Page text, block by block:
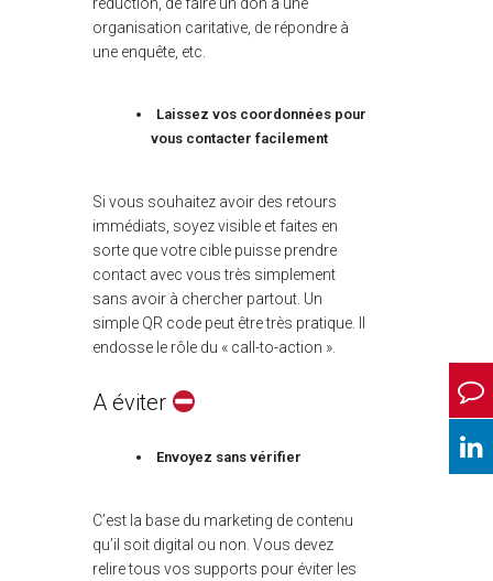
organisation caritative, de répondre à
une enquête, etc.
Laissez vos coordonnées pour
vous contacter facilement
Si vous souhaitez avoir des retours
immédiats, soyez visible et faites en
sorte que votre cible puisse prendre
contact avec vous très simplement
sans avoir à chercher partout. Un
simple QR code peut être très pratique. Il
endosse le rôle du « call-to-action ».
A éviter
Envoyez sans vérifier
C’est la base du marketing de contenu
qu’il soit digital ou non. Vous devez
relire tous vos supports pour éviter les